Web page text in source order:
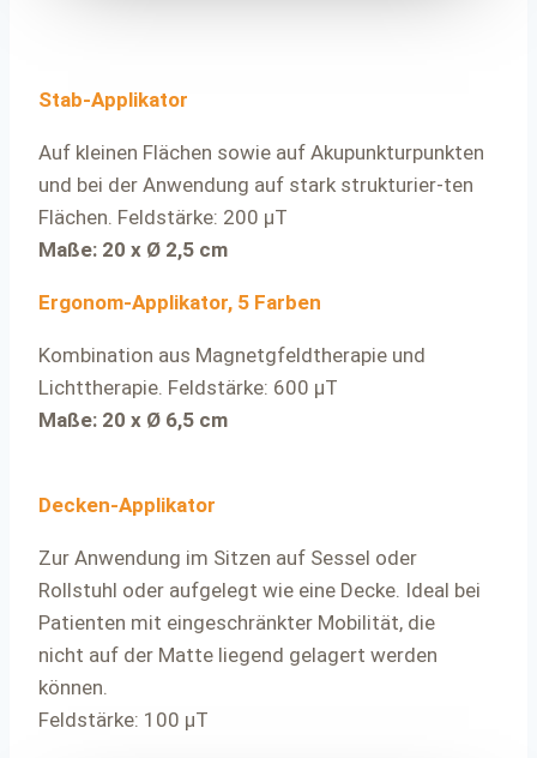
Stab-Applikator
Auf kleinen Flächen sowie auf Akupunkturpunkten
und bei der Anwendung auf stark strukturier-ten
Flächen. Feldstärke: 200 μT
Maße: 20 x Ø 2,5 cm
Ergonom-Applikator, 5 Farben
Kombination aus Magnetgfeldtherapie und
Lichttherapie. Feldstärke: 600 μT
Maße: 20 x Ø 6,5 cm
Decken-Applikator
Zur Anwendung im Sitzen auf Sessel oder
Rollstuhl oder aufgelegt wie eine Decke. Ideal bei
Patienten mit eingeschränkter Mobilität, die
nicht auf der Matte liegend gelagert werden
können.
Feldstärke: 100 μT